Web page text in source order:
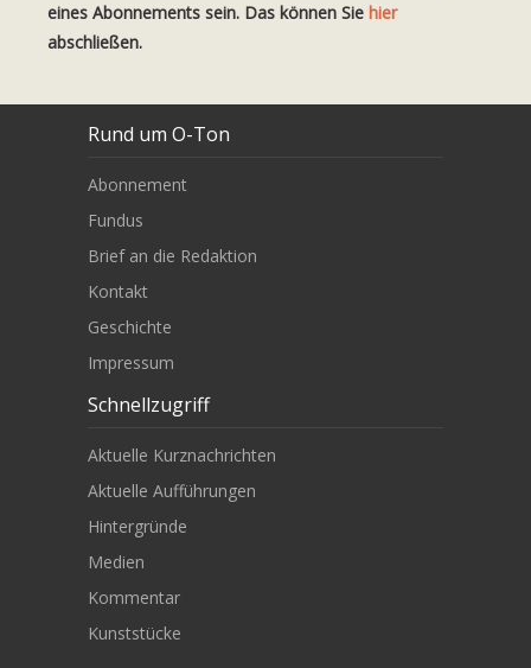
eines Abonnements sein. Das können Sie hier
abschließen.
Rund um O-Ton
Abonnement
Fundus
Brief an die Redaktion
Kontakt
Geschichte
Impressum
Schnellzugriff
Aktuelle Kurznachrichten
Aktuelle Aufführungen
Hintergründe
Medien
Kommentar
Kunststücke